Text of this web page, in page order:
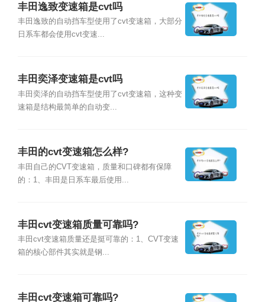
丰田逸致变速箱是cvt吗
丰田逸致的自动挡车型使用了cvt变速箱，大部分
日系车都会使用cvt变速...
丰田奕泽变速箱是cvt吗
丰田奕泽的自动挡车型使用了cvt变速箱，这种变
速箱是结构最简单的自动变...
丰田的cvt变速箱怎么样?
丰田自己的CVT变速箱，质量和口碑都有保障
的：1、丰田是日系车最后使用...
丰田cvt变速箱质量可靠吗?
丰田cvt变速箱质量还是挺可靠的：1、CVT变速
箱的核心部件其实就是钢...
丰田cvt变速箱可靠吗?